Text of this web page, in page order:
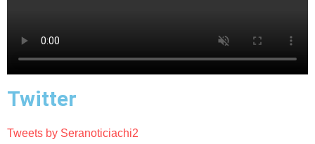
Twitter
Tweets by Seranoticiachi2